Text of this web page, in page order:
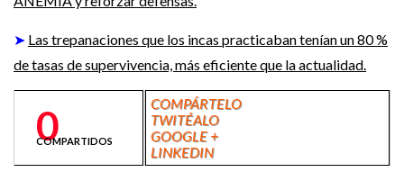
➤ Las trepanaciones que los incas practicaban tenían un 80 %
de tasas de supervivencia, más eficiente que la actualidad
COMPÁRTELO
TWITÉALO
GOOGLE +
LINKEDIN
0
COMPARTIDOS